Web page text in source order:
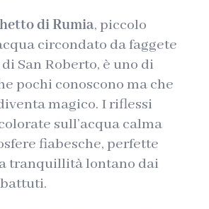
di Rumia, piccolo
circondato da faggete
San Roberto, è uno di
pochi conoscono ma che
magico. I riflessi
sull’acqua calma
fiabesche, perfette
tranquillità lontano dai